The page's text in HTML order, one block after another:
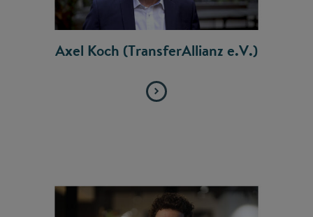
Axel Koch (TransferAllianz e.V.)